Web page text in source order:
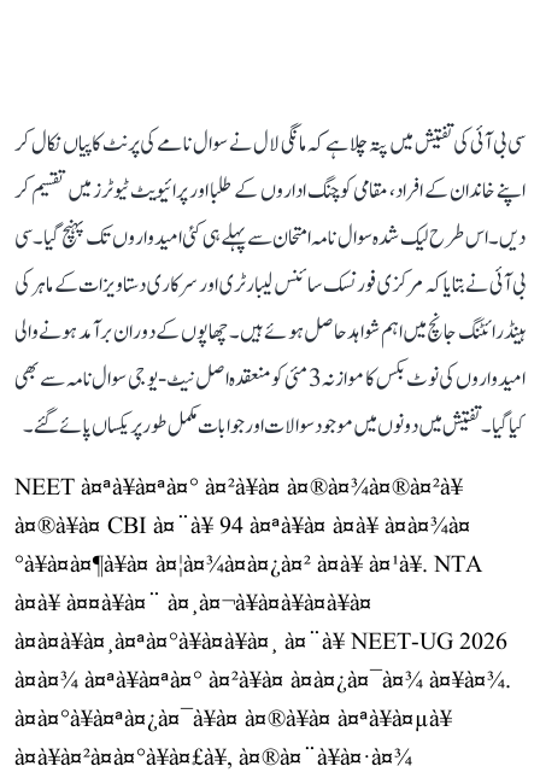
سی بی آئی کی تفتیش میں پتہ چلا ہے کہ مانگی لال نے سوال نامے کی پرنٹ کاپیاں نکال کر
اپنے خاندان کے افراد، مقامی کوچنگ اداروں کے طلبا اور پرائیویٹ ٹیوٹرز میں تقسیم کر
دیں۔ اس طرح لیک شدہ سوال نامہ امتحان سے پہلے ہی کئی امیدواروں تک پہنچ گیا۔ سی
بی آئی نے بتایا کہ مرکزی فورنسک سائنس لیبارٹری اور سرکاری دستاویزات کے ماہر کی
ہینڈ رائٹنگ جانچ میں اہم شواہد حاصل ہوئے ہیں۔ چھاپوں کے دوران برآمد ہونے والی
امیدواروں کی نوٹ بکس کا موازنہ 3 مئی کو منعقدہ اصل نیٹ-یو جی سوال نامہ سے بھی
کیا گیا۔ تفتیش میں دونوں میں موجود سوالات اور جوابات مکمل طور پر یکساں پائے گئے۔
NEET à¤ªà¥à¤ªà¤° à¤²à¥à¤ à¤®à¤¾à¤®à¤²à¥
à¤®à¥à¤ CBI à¤¨à¥ 94 à¤ªà¥à¤ à¤à¥ à¤à¤¾à¤
°à¥à¤à¤¶à¥à¤ à¤¦à¤¾à¤à¤¿à¤² à¤à¥ à¤¹à¥. NTA
à¤à¥ à¤¤à¥à¤¨ à¤¸à¤¬à¥à¤à¥à¤à¥à¤
à¤à¤à¥à¤¸à¤ªà¤°à¥à¤à¥à¤¸ à¤¨à¥ NEET-UG 2026
à¤à¤¾ à¤ªà¥à¤ªà¤° à¤²à¥à¤ à¤à¤¿à¤¯à¤¾ à¤¥à¤¾.
à¤à¤°à¥à¤ªà¤¿à¤¯à¥à¤ à¤®à¥à¤ à¤ªà¥à¤µà¥
à¤à¥à¤²à¤à¤°à¥à¤£à¥, à¤®à¤¨à¥à¤·à¤¾